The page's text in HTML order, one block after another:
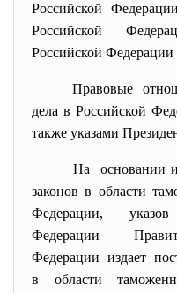
Российской
Российской
Российской
Правовые
дела в Российской
также указами
На основании
законов в области
Федерации,
Федерации
Федерации издает
в области